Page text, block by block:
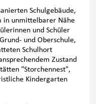
Schulgebäude,
in unmittelbarer Nähe
und Schüler
und Oberschule,
Schulhort
Zustand
"Storchennest",
Kindergarten